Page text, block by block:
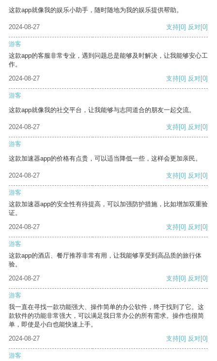
这款app就像我的娱乐小助手，随时随地为我的娱乐提供帮助。
2024-08-27 支持[0] 反对[0]
游客
这款app的客服非常专业，遇到问题总是能够及时解决，让我能够安心工
作。
2024-08-27
支持[0] 反对[0]
游客
这款app就像我的社交平台，让我能够与志同道合的朋友一起交流。
2024-08-27 支持[0] 反对[0]
游客
这款加速器app的价格有点贵，可以适当降低一些，这样会更加亲民。
2024-08-27 支持[0] 反对[0]
游客
这款加速器app的安全性有待提高，可以加强防护措施，比如增加双重验
证。
2024-08-27
支持[0] 反对[0]
游客
这款app的酒店、餐厅推荐非常有用，让我能够享受到高品质的旅行体
验。
2024-08-27
支持[0] 反对[0]
游客
我一直在寻找一款功能强大、操作简单的办公软件，终于找到了它。这
款软件的功能非常强大，可以满足我日常办公的所有需求。操作也很简
单，即使是小白也能快速上手。
2024-08-27
支持[0] 反对[0]
游客